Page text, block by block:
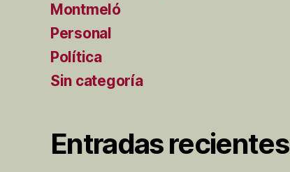
Montmeló
Personal
Política
Sin categoría
Entradas recientes